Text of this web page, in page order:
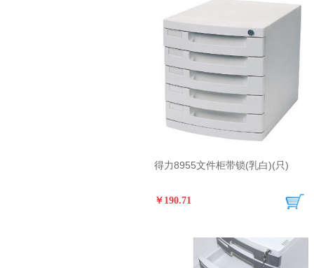
得力8955文件柜带锁(乳白)(只)
￥190.71